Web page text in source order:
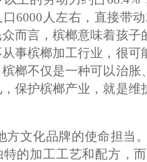
6000人左右，直接带
而言，槟榔意味着孩
事槟榔加工行业，很
榔不仅是一种可以治
保护槟榔产业，就是
方文化品牌的使命担当
特的加工工艺和配方，